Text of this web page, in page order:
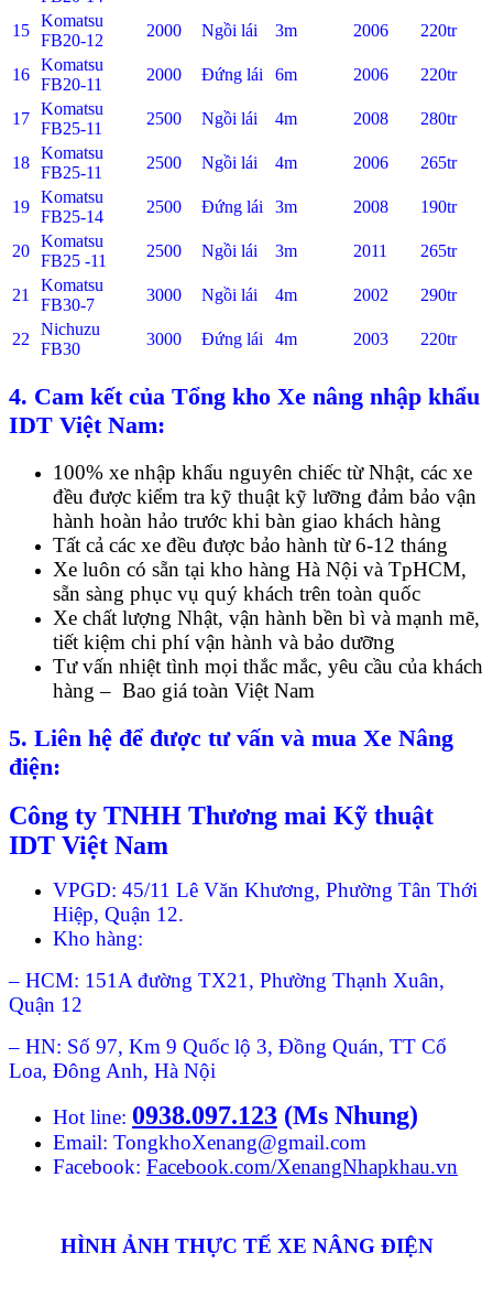
15
Komatsu
FB20-12
2000 Ngồi lái 3m 2006 220tr
16
Komatsu
FB20-11
2000 Đứng lái 6m 2006 220tr
17
Komatsu
FB25-11
2500 Ngồi lái 4m 2008 280tr
18
Komatsu
FB25-11
2500 Ngồi lái 4m 2006 265tr
19
Komatsu
FB25-14
2500 Đứng lái 3m 2008 190tr
20
Komatsu
FB25 -11
2500 Ngồi lái 3m 2011 265tr
21
Komatsu
FB30-7
3000 Ngồi lái 4m 2002 290tr
22
Nichuzu
FB30
3000 Đứng lái 4m 2003 220tr
4. Cam kết của Tổng kho Xe nâng nhập khẩu
IDT Việt Nam:
100% xe nhập khẩu nguyên chiếc từ Nhật, các xe
đều được kiểm tra kỹ thuật kỹ lưỡng đảm bảo vận
hành hoàn hảo trước khi bàn giao khách hàng
Tất cả các xe đều được bảo hành từ 6-12 tháng
Xe luôn có sẵn tại kho hàng Hà Nội và TpHCM,
sẵn sàng phục vụ quý khách trên toàn quốc
Xe chất lượng Nhật, vận hành bền bì và mạnh mẽ,
tiết kiệm chi phí vận hành và bảo dưỡng
Tư vấn nhiệt tình mọi thắc mắc, yêu cầu của khách
hàng – Bao giá toàn Việt Nam
5. Liên hệ để được tư vấn và mua Xe Nâng
điện:
Công ty TNHH Thương mai Kỹ thuật
IDT Việt Nam
VPGD: 45/11 Lê Văn Khương, Phường Tân Thới
Hiệp, Quận 12.
Kho hàng:
– HCM: 151A đường TX21, Phường Thạnh Xuân,
Quận 12
– HN: Số 97, Km 9 Quốc lộ 3, Đồng Quán, TT Cổ
Loa, Đông Anh, Hà Nội
Hot line: 0938.097.123 (Ms Nhung)
Email: TongkhoXenang@gmail.com
Facebook: Facebook.com/XenangNhapkhau.vn
HÌNH ẢNH THỰC TẾ XE NÂNG ĐIỆN